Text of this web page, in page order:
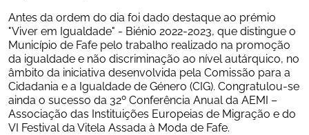
Antes da ordem do dia foi dado destaque ao prémio
"Viver em Igualdade" - Biénio 2022-2023, que distingue o
Município de Fafe pelo trabalho realizado na promoção
da igualdade e não discriminação ao nível autárquico, no
âmbito da iniciativa desenvolvida pela Comissão para a
Cidadania e a Igualdade de Género (CIG). Congratulou-se
ainda o sucesso da 32º Conferência Anual da AEMI –
Associação das Instituições Europeias de Migração e do
VI Festival da Vitela Assada à Moda de Fafe.